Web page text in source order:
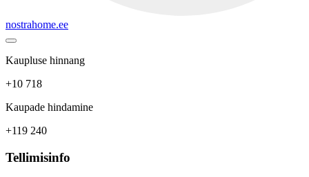
nostrahome.ee
Kaupluse hinnang
+10 718
Kaupade hindamine
+119 240
Tellimisinfo